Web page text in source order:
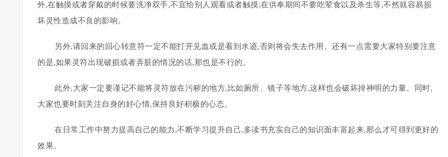
外,在触摸或者穿戴的时候要洗净双手,不宜给别人观看或者触摸;在供奉期间不要吃荤食以及杀生等,不然就容易损
坏灵性造成不良的影响。
另外,请回来的回心转意符一定不能打开见血或是看到水迹,否则将会失去作用。还有一点需要大家特别要注意
的是,如果灵符出现破损或者弄脏的情况的话,那也是不行的。
此外,大家一定要谨记不能将灵符放在污秽的地方,比如厕所、镜子等地方,这样也会破坏掉神明的力量。同时,
大家也要时刻关注自身的好心情,保持良好积极的心态。
在日常工作中努力提高自己的能力,不断学习提升自己,多读书充实自己的知识面丰富起来,那么才可得到更好的
效果。